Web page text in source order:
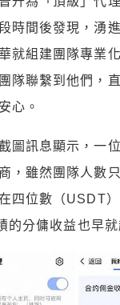
時間後發現，湧
就組建團隊專業
隊聯繫到他們，
心。
圖訊息顯示，一
，雖然團隊人數
四位數（USDT
的分傭收益也早